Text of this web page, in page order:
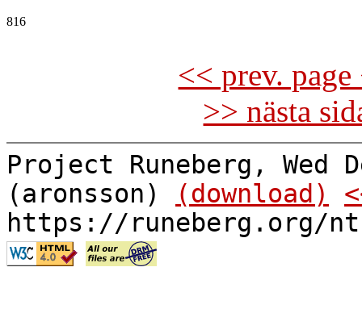
816
<< prev.
>> nästa
Project Runeberg, Wed
(aronsson)
(download)
https://runeberg.org/